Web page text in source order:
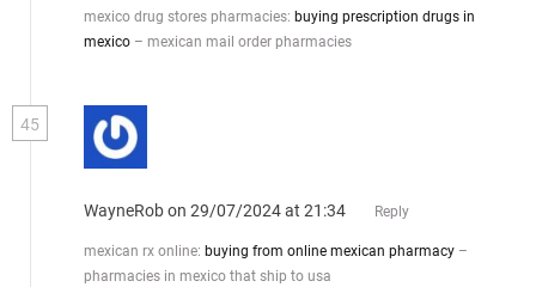
mexico drug stores pharmacies: buying prescription drugs in
mexico – mexican mail order pharmacies
45
WayneRobon 29/07/2024 at 21:34 Reply
mexican rx online: buying from online mexican pharmacy –
pharmacies in mexico that ship to usa